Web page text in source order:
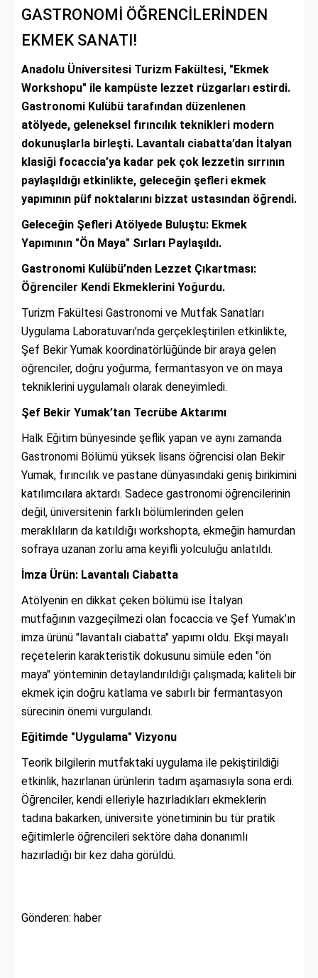
GASTRONOMİ ÖĞRENCİLERİNDEN
EKMEK SANATI!
Anadolu Üniversitesi Turizm Fakültesi, "Ekmek
Workshopu" ile kampüste lezzet rüzgarları estirdi.
Gastronomi Kulübü tarafından düzenlenen
atölyede, geleneksel fırıncılık teknikleri modern
dokunuşlarla birleşti. Lavantalı ciabatta’dan İtalyan
klasiği focaccia’ya kadar pek çok lezzetin sırrının
paylaşıldığı etkinlikte, geleceğin şefleri ekmek
yapımının püf noktalarını bizzat ustasından öğrendi.
Geleceğin Şefleri Atölyede Buluştu: Ekmek
Yapımının "Ön Maya" Sırları Paylaşıldı.
Gastronomi Kulübü’nden Lezzet Çıkartması:
Öğrenciler Kendi Ekmeklerini Yoğurdu.
Turizm Fakültesi Gastronomi ve Mutfak Sanatları
Uygulama Laboratuvarı’nda gerçekleştirilen etkinlikte,
Şef Bekir Yumak koordinatörlüğünde bir araya gelen
öğrenciler, doğru yoğurma, fermantasyon ve ön maya
tekniklerini uygulamalı olarak deneyimledi.
Şef Bekir Yumak’tan Tecrübe Aktarımı
Halk Eğitim bünyesinde şeflik yapan ve aynı zamanda
Gastronomi Bölümü yüksek lisans öğrencisi olan Bekir
Yumak, fırıncılık ve pastane dünyasındaki geniş birikimini
katılımcılara aktardı. Sadece gastronomi öğrencilerinin
değil, üniversitenin farklı bölümlerinden gelen
meraklıların da katıldığı workshopta, ekmeğin hamurdan
sofraya uzanan zorlu ama keyifli yolculuğu anlatıldı.
İmza Ürün: Lavantalı Ciabatta
Atölyenin en dikkat çeken bölümü ise İtalyan
mutfağının vazgeçilmezi olan focaccia ve Şef Yumak’ın
imza ürünü "lavantalı ciabatta" yapımı oldu. Ekşi mayalı
reçetelerin karakteristik dokusunu simüle eden "ön
maya" yönteminin detaylandırıldığı çalışmada; kaliteli bir
ekmek için doğru katlama ve sabırlı bir fermantasyon
sürecinin önemi vurgulandı.
Eğitimde "Uygulama" Vizyonu
Teorik bilgilerin mutfaktaki uygulama ile pekiştirildiği
etkinlik, hazırlanan ürünlerin tadım aşamasıyla sona erdi.
Öğrenciler, kendi elleriyle hazırladıkları ekmeklerin
tadına bakarken, üniversite yönetiminin bu tür pratik
eğitimlerle öğrencileri sektöre daha donanımlı
hazırladığı bir kez daha görüldü.
Gönderen: haber